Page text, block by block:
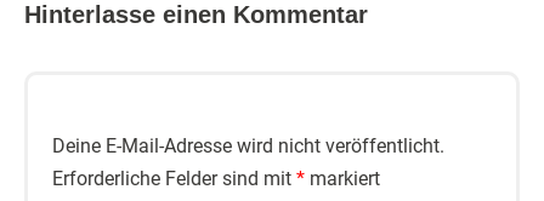
Hinterlasse einen Kommentar
Deine E-Mail-Adresse wird nicht veröffentlicht.
Erforderliche Felder sind mit * markiert